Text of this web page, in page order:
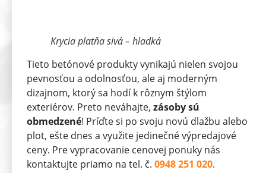
Krycia platňa sivá – hladká
Tieto betónové produkty vynikajú nielen svojou
pevnosťou a odolnosťou, ale aj moderným
dizajnom, ktorý sa hodí k rôznym štýlom
exteriérov. Preto neváhajte, zásoby sú
obmedzené! Príďte si po svoju novú dlažbu alebo
plot, ešte dnes a využite jedinečné výpredajové
ceny. Pre vypracovanie cenovej ponuky nás
kontaktujte priamo na tel. č. 0948 251 020.